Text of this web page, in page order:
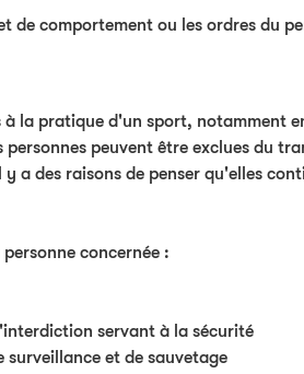
de comportement ou les ordres du
la pratique d'un sport, notamment
peuvent être exclues du
des raisons de penser qu'elles
concernée :
servant à la sécurité
surveillance et de sauvetage